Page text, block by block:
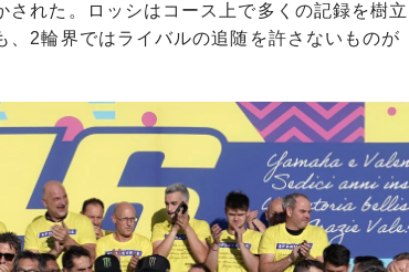
れた。ロッシはコース上で多くの記録を樹立
、2輪界ではライバルの追随を許さないものが